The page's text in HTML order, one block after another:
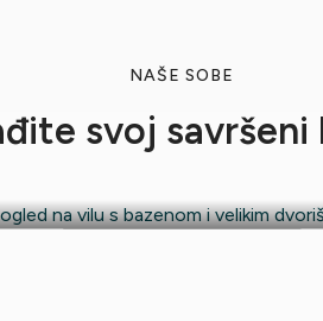
NAŠE SOBE
svoj savršeni
Primorje